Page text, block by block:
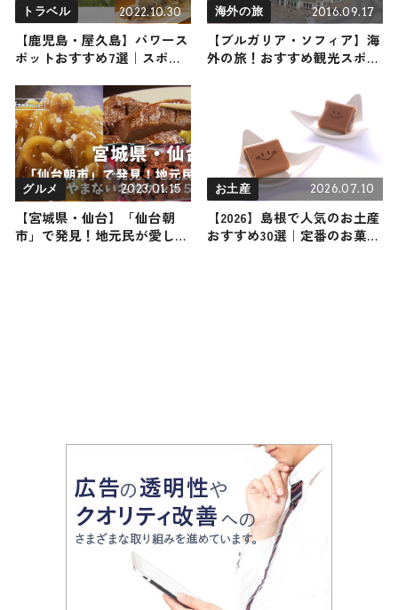
トラベル 2022.10.30
【鹿児島・屋久島】パワース
ポットおすすめ7選｜スポッ
ます
海外の旅 2016.09.17
【ブルガリア・ソフィア】海
外の旅！おすすめ観光スポッ
グルメ 2023.01.15
【宮城県・仙台】「仙台朝
市」で発見！地元民が愛して
お土産 2026.07.10
【2026】島根で人気のお土産
おすすめ30選｜定番のお菓子